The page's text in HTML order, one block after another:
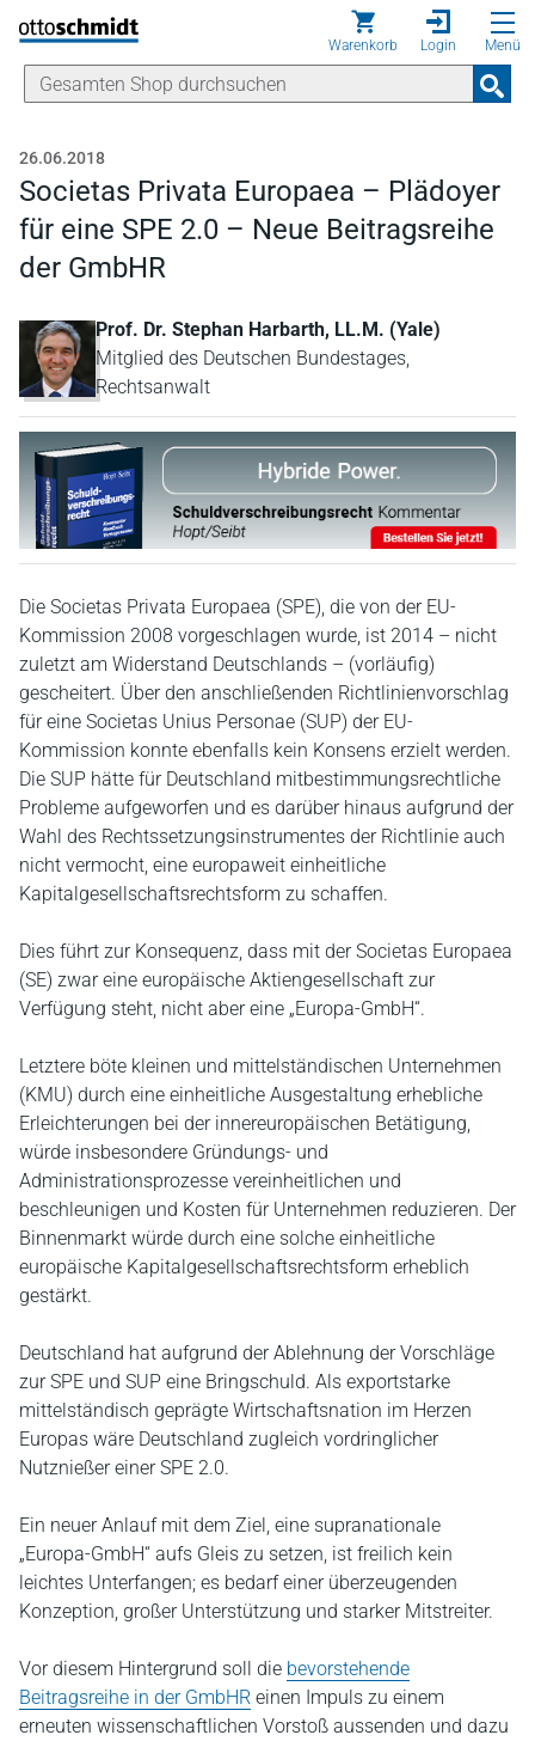
Direkt zum Inhalt
Warenkorb Login Menü
26.06.2018
Societas Privata Europaea – Plädoyer
für eine SPE 2.0 – Neue Beitragsreihe
der GmbHR
Prof. Dr. Stephan Harbarth, LL.M. (Yale)
Mitglied des Deutschen Bundestages,
Rechtsanwalt
Die Societas Privata Europaea (SPE), die von der EU-
Kommission 2008 vorgeschlagen wurde, ist 2014 – nicht
zuletzt am Widerstand Deutschlands – (vorläufig)
gescheitert. Über den anschließenden Richtlinienvorschlag
für eine Societas Unius Personae (SUP) der EU-
Kommission konnte ebenfalls kein Konsens erzielt werden.
Die SUP hätte für Deutschland mitbestimmungsrechtliche
Probleme aufgeworfen und es darüber hinaus aufgrund der
Wahl des Rechtssetzungsinstrumentes der Richtlinie auch
nicht vermocht, eine europaweit einheitliche
Kapitalgesellschaftsrechtsform zu schaffen.
Dies führt zur Konsequenz, dass mit der Societas Europaea
(SE) zwar eine europäische Aktiengesellschaft zur
Verfügung steht, nicht aber eine „Europa-GmbH“.
Letztere böte kleinen und mittelständischen Unternehmen
(KMU) durch eine einheitliche Ausgestaltung erhebliche
Erleichterungen bei der innereuropäischen Betätigung,
würde insbesondere Gründungs- und
Administrationsprozesse vereinheitlichen und
beschleunigen und Kosten für Unternehmen reduzieren. Der
Binnenmarkt würde durch eine solche einheitliche
europäische Kapitalgesellschaftsrechtsform erheblich
gestärkt.
Deutschland hat aufgrund der Ablehnung der Vorschläge
zur SPE und SUP eine Bringschuld. Als exportstarke
mittelständisch geprägte Wirtschaftsnation im Herzen
Europas wäre Deutschland zugleich vordringlicher
Nutznießer einer SPE 2.0.
Ein neuer Anlauf mit dem Ziel, eine supranationale
„Europa-GmbH“ aufs Gleis zu setzen, ist freilich kein
leichtes Unterfangen; es bedarf einer überzeugenden
Konzeption, großer Unterstützung und starker Mitstreiter.
Vor diesem Hintergrund soll die bevorstehende
Beitragsreihe in der GmbHR einen Impuls zu einem
erneuten wissenschaftlichen Vorstoß aussenden und dazu